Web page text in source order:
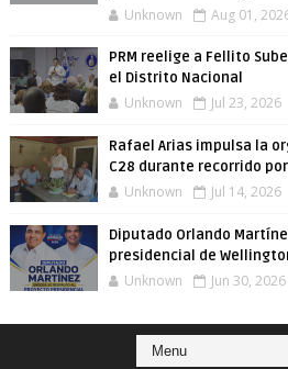
Unknown Aug 01,
PRM reelige a Fellito
el Distrito Nacional
Unknown Jul 23, 2026
Rafael Arias impulsa la
C28 durante recorrido
Unknown Jul 14, 2026
Diputado Orlando
presidencial de
Unknown Jun 30, 2026